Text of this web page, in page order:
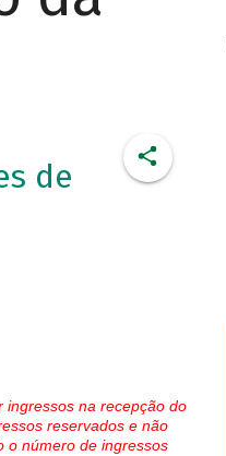
de
ingressos na recepção do
reservados e não
o número de ingressos